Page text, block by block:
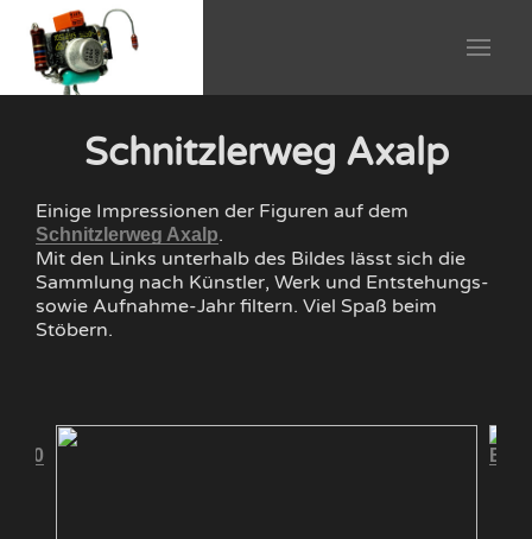
Schnitzlerweg Axalp
Einige Impressionen der Figuren auf dem
Schnitzlerweg Axalp.
Mit den Links unterhalb des Bildes lässt sich die
Sammlung nach Künstler, Werk und Entstehungs-
sowie Aufnahme-Jahr filtern. Viel Spaß beim
Stöbern.